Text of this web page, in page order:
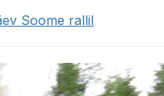
Soome rallil